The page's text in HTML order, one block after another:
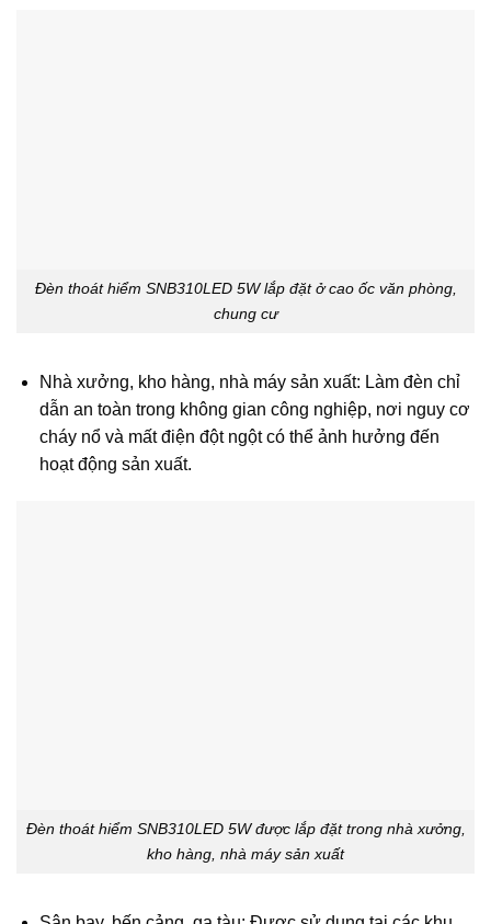
Đèn thoát hiểm SNB310LED 5W lắp đặt ở cao ốc văn phòng,
chung cư
Nhà xưởng, kho hàng, nhà máy sản xuất: Làm đèn chỉ
dẫn an toàn trong không gian công nghiệp, nơi nguy cơ
cháy nổ và mất điện đột ngột có thể ảnh hưởng đến
hoạt động sản xuất.
Đèn thoát hiểm SNB310LED 5W được lắp đặt trong nhà xưởng,
kho hàng, nhà máy sản xuất